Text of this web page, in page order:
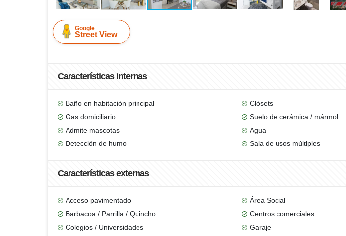
Google
Street View
Características internas
Baño en habitación principal Clósets
Gas domiciliario
Suelo de cerámica / mármol
Admite mascotas
Agua
Detección de humo
Sala de usos múltiples
Características externas
Acceso pavimentado Área Social
Barbacoa / Parrilla / Quincho
Centros comerciales
Colegios / Universidades
Garaje